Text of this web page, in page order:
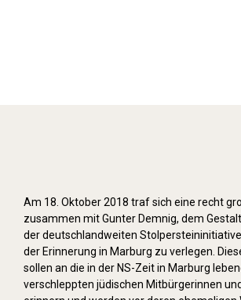
Am 18. Oktober 2018 traf sich eine recht
zusammen mit Gunter Demnig, dem
der deutschlandweiten
der Erinnerung in Marburg zu verlegen.
sollen an die in der NS-Zeit in Marburg
verschleppten jüdischen Mitbürgerinnen